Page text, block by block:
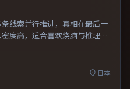
线索并行推进，真相在最后一
度高，适合喜欢烧脑与推理的
的影迷。
日本